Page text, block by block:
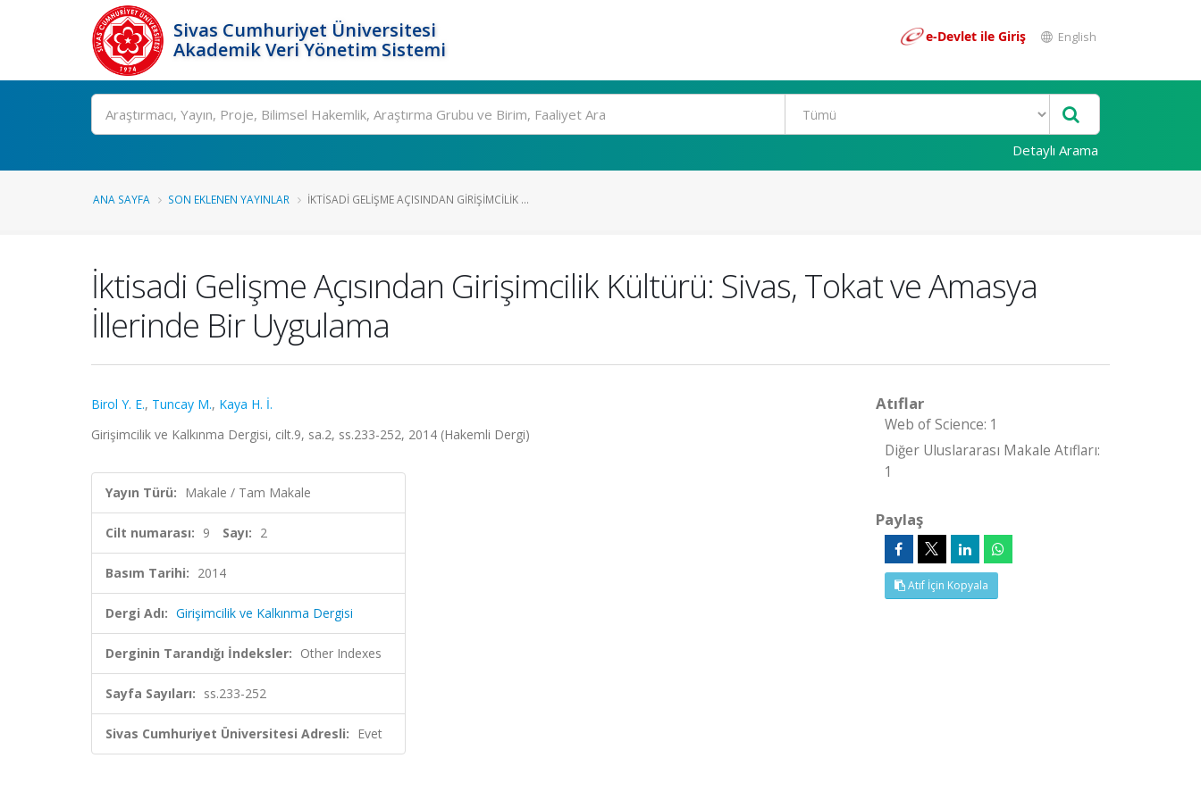
Sivas Cumhuriyet Üniversitesi
Akademik Veri Yönetim Sistemi
e-Devlet ile Giriş English
Ara
Detaylı Arama
ANA SAYFA SON EKLENEN YAYINLAR İKTISADI GELIŞME AÇISINDAN GIRIŞIMCILIK ...
İktisadi Gelişme Açısından Girişimcilik Kültürü: Sivas, Tokat ve Amasya
İllerinde Bir Uygulama
Birol Y. E., Tuncay M., Kaya H. İ.
Girişimcilik ve Kalkınma Dergisi, cilt.9, sa.2, ss.233-252, 2014 (Hakemli Dergi)
Yayın Türü: Makale / Tam Makale
Cilt numarası: 9 Sayı: 2
Basım Tarihi: 2014
Dergi Adı: Girişimcilik ve Kalkınma Dergisi
Derginin Tarandığı İndeksler: Other Indexes
Sayfa Sayıları: ss.233-252
Sivas Cumhuriyet Üniversitesi Adresli: Evet
Atıflar
Web of Science: 1
Diğer Uluslararası Makale Atıfları:
1
Paylaş
Atıf İçin Kopyala